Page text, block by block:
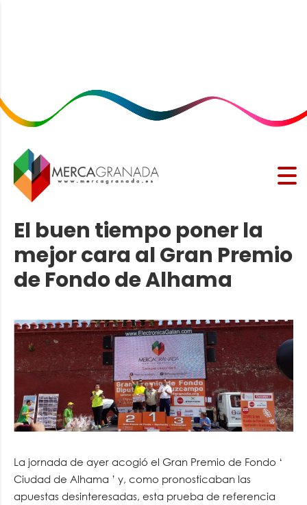
El buen tiempo poner la
mejor cara al Gran Premio
de Fondo de Alhama
La jornada de ayer acogió el Gran Premio de Fondo ‘
Ciudad de Alhama ’ y, como pronosticaban las
apuestas desinteresadas, esta prueba de referencia